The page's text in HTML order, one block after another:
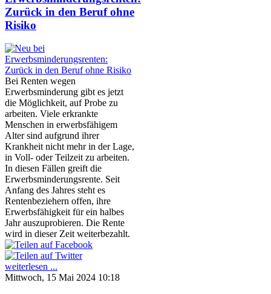
Zurück in den Beruf ohne
Risiko
Bei Renten wegen
Erwerbsminderung gibt es jetzt
die Möglichkeit, auf Probe zu
arbeiten. Viele erkrankte
Menschen in erwerbsfähigem
Alter sind aufgrund ihrer
Krankheit nicht mehr in der Lage,
in Voll- oder Teilzeit zu arbeiten.
In diesen Fällen greift die
Erwerbsminderungsrente. Seit
Anfang des Jahres steht es
Rentenbeziehern offen, ihre
Erwerbsfähigkeit für ein halbes
Jahr auszuprobieren. Die Rente
wird in dieser Zeit weiterbezahlt.
weiterlesen ...
Mittwoch, 15 Mai 2024 10:18